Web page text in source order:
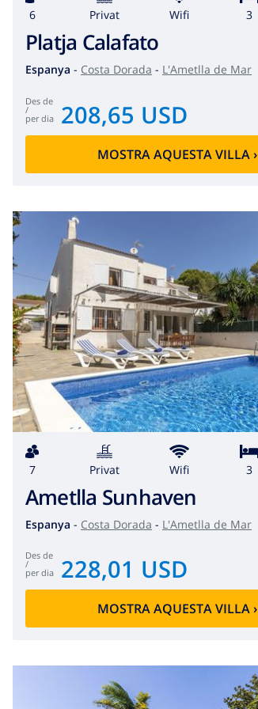
6 Privat wifi 3
Platja Calafato
Espanya - Costa Dorada - L'Ametlla de Mar
des de
/
per dia 208,65 USD
MOSTRA AQUESTA VILLA›
7 Privat wifi 3
Ametlla Sunhaven
Espanya - Costa Dorada - L'Ametlla de Mar
des de
/
per dia 228,01 USD
MOSTRA AQUESTA VILLA›